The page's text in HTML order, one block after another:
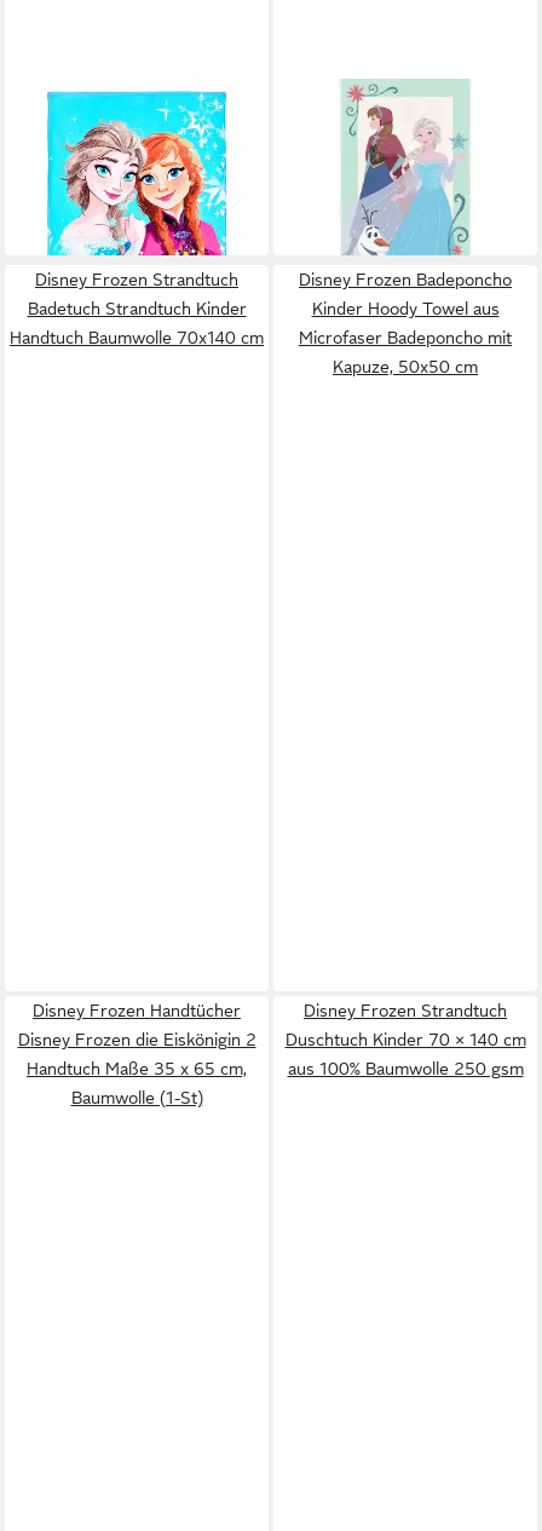
DISNEY FROZEN
Handtuch Badetuch Die
Eiskönigin Mädchen 70x140
70 x 140 cm B/L
27,99 €
in 2-3 Werktagen bei dir
DISNEY FROZEN
Strandtuch 140x70 cm
Weiches Handtuch mit Elsa &
Anna Design19,95 €
in 5-6 Werktagen bei dir
Disney Frozen Strandtuch
Badetuch Strandtuch Kinder
Handtuch Baumwolle 70x140 cm
Disney Frozen Badeponcho
Kinder Hoody Towel aus
Microfaser Badeponcho mit
Kapuze, 50x50 cm
Disney Frozen Handtücher
Disney Frozen die Eiskönigin 2
Handtuch Maße 35 x 65 cm,
Baumwolle (1-St)
Disney Frozen Strandtuch
Duschtuch Kinder 70 × 140 cm
aus 100% Baumwolle 250 gsm